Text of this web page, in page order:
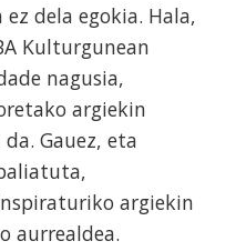
dela egokia. Hala,
Kulturgunean
nagusia,
argiekin
Gauez, eta
argiekin
aurrealdea.